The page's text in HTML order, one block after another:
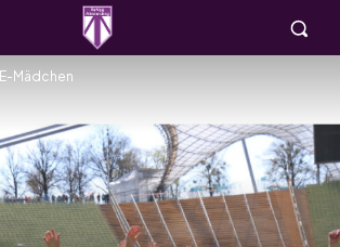
E-Mädchen